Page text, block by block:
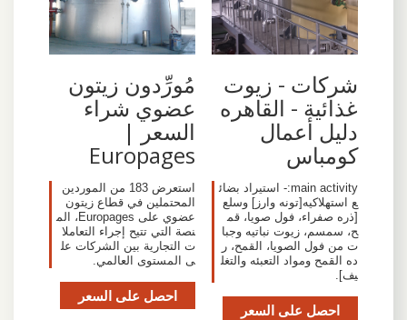
شركات - زيوت
غذائية - القاهره
دليل أعمال
كومباس
main activity:- استيراد بضائ
ع استهلاكيه[تونه وارز] وسلع
[ذره صفراء، فول صويا، قم
ح، سمسم، زيوت نباتيه وجبا
ت من فول الصويا، القمح، ر
ده القمح ومواد التعبئه والتغل
يف].
احصل على السعر
مُورِّدون زيتون
عضوي شراء
السعر |
Europages
استعرض 183 من الموردين
المحتملين في قطاع زيتون
عضوي على Europages، الم
نصة التي تتيح إجراء التعاملا
ت التجارية بين الشركات عل
ى المستوى العالمي.
احصل على السعر